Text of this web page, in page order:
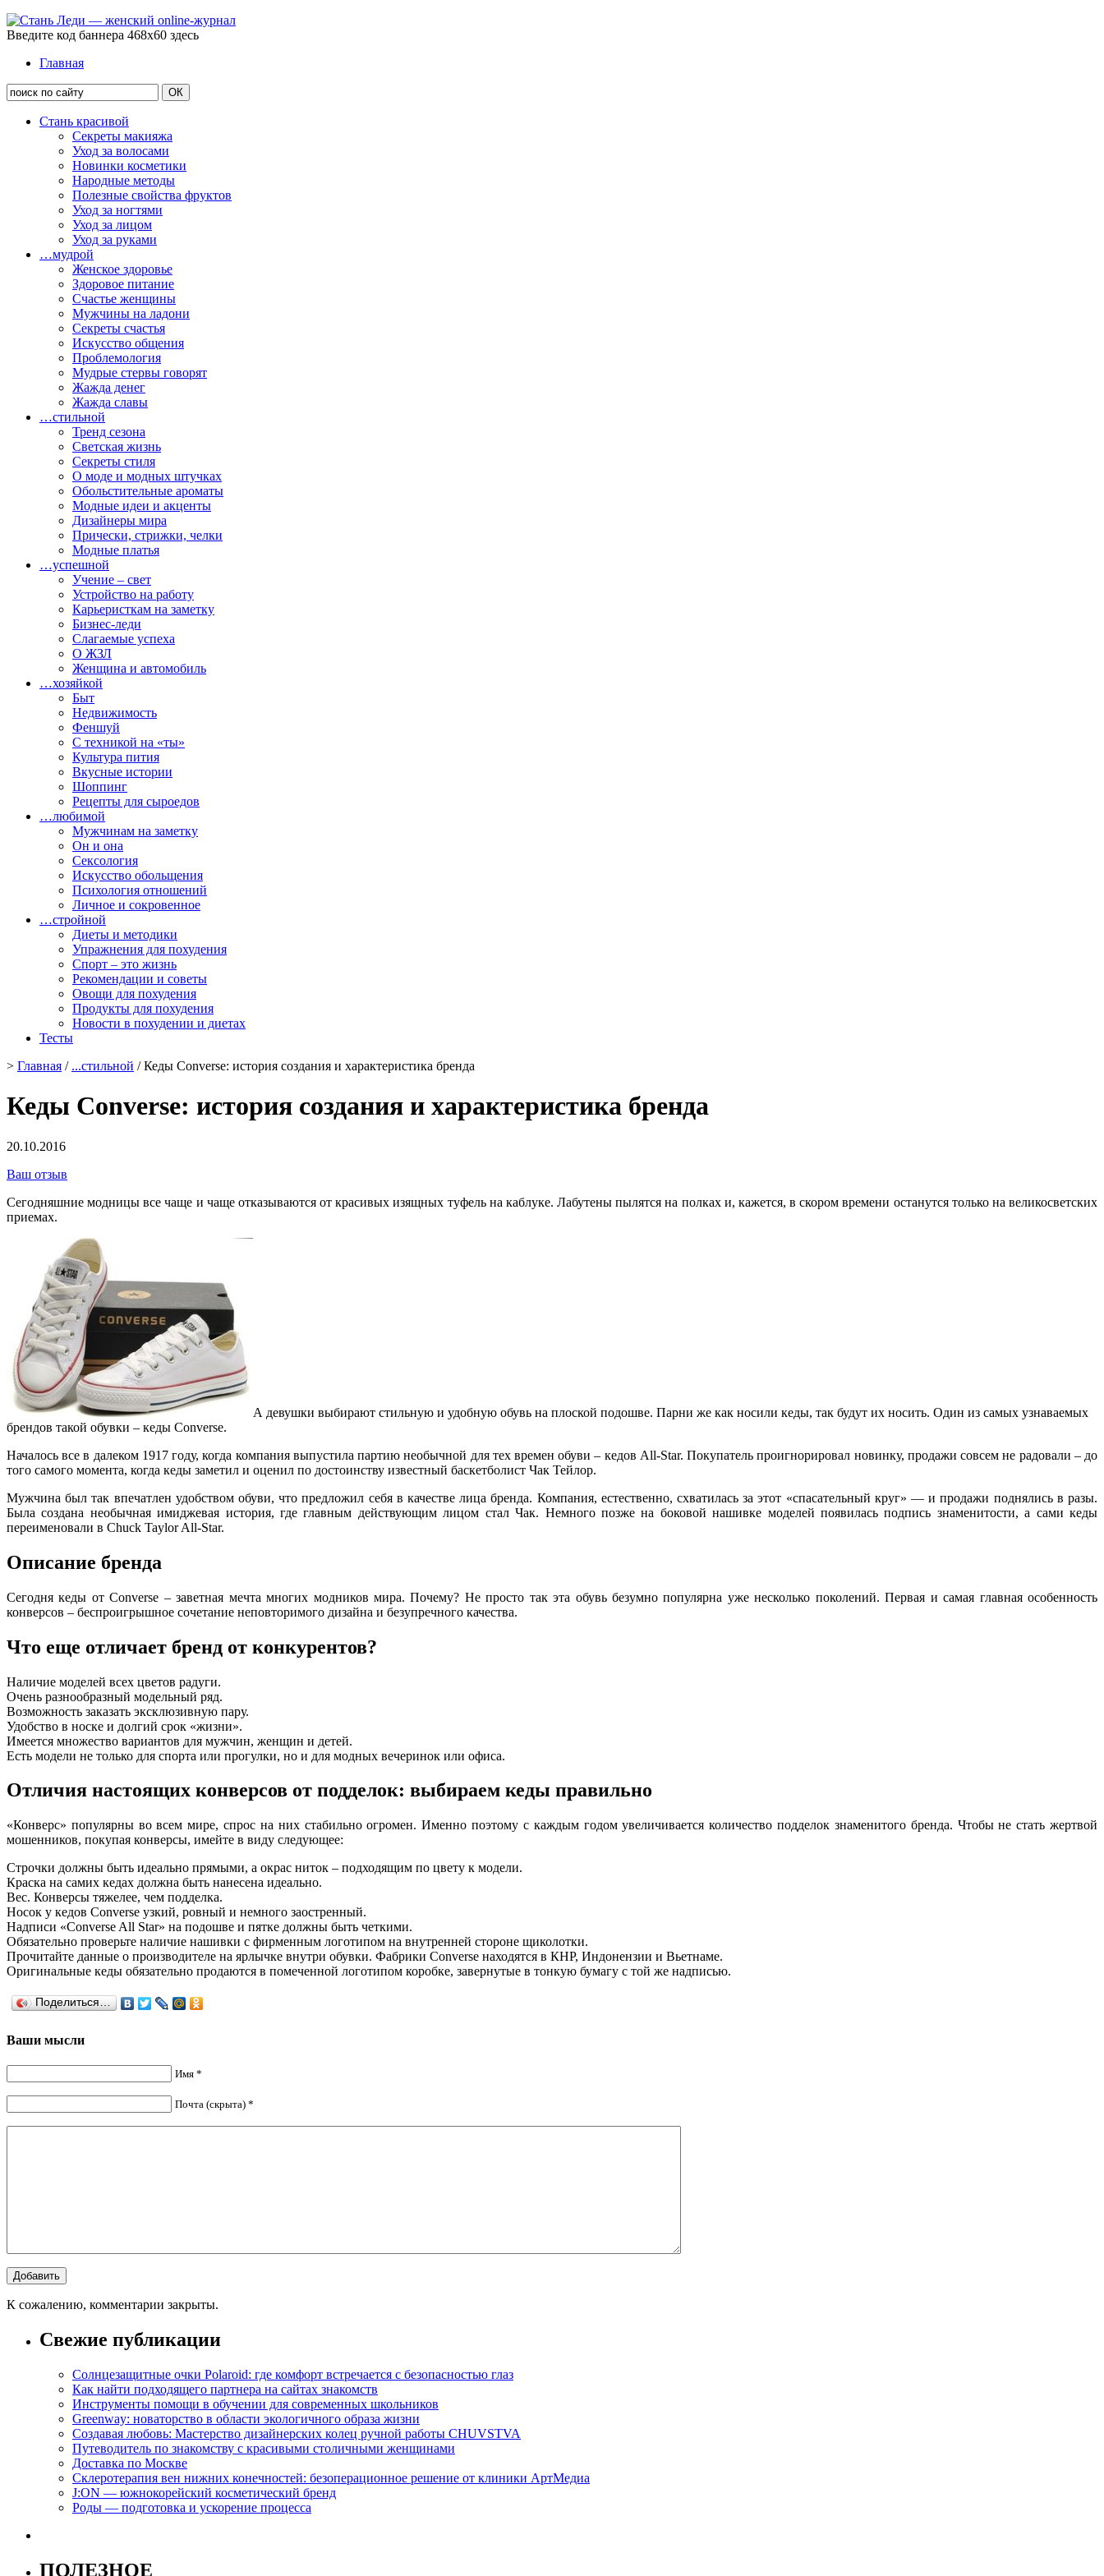
Введите код баннера 468x60 здесь
Главная
Стань красивой
Секреты макияжа
Уход за волосами
Новинки косметики
Народные методы
Полезные свойства фруктов
Уход за ногтями
Уход за лицом
Уход за руками
…мудрой
Женское здоровье
Здоровое питание
Счастье женщины
Мужчины на ладони
Секреты счастья
Искусство общения
Проблемология
Мудрые стервы говорят
Жажда денег
Жажда славы
…стильной
Тренд сезона
Светская жизнь
Секреты стиля
О моде и модных штучках
Обольстительные ароматы
Модные идеи и акценты
Дизайнеры мира
Прически, стрижки, челки
Модные платья
…успешной
Учение – свет
Устройство на работу
Карьеристкам на заметку
Бизнес-леди
Слагаемые успеха
О ЖЗЛ
Женщина и автомобиль
…хозяйкой
Быт
Недвижимость
Феншуй
С техникой на «ты»
Культура пития
Вкусные истории
Шоппинг
Рецепты для сыроедов
…любимой
Мужчинам на заметку
Он и она
Сексология
Искусство обольщения
Психология отношений
Личное и сокровенное
…стройной
Диеты и методики
Упражнения для похудения
Спорт – это жизнь
Рекомендации и советы
Овощи для похудения
Продукты для похудения
Новости в похудении и диетах
Тесты
> Главная / ...стильной / Кеды Converse: история создания и характеристика бренда
Кеды Converse: история создания и характеристика бренда
20.10.2016
Ваш отзыв
Сегодняшние модницы все чаще и чаще отказываются от красивых изящных туфель на каблуке. Лабутены пылятся на полках и, кажется, в скором времени останутся только на великосветских
приемах.
А девушки выбирают стильную и удобную обувь на плоской подошве. Парни же как носили кеды, так будут их носить. Один из самых узнаваемых
брендов такой обувки – кеды Converse.
Началось все в далеком 1917 году, когда компания выпустила партию необычной для тех времен обуви – кедов All-Star. Покупатель проигнорировал новинку, продажи совсем не радовали – до
того самого момента, когда кеды заметил и оценил по достоинству известный баскетболист Чак Тейлор.
Мужчина был так впечатлен удобством обуви, что предложил себя в качестве лица бренда. Компания, естественно, схватилась за этот «спасательный круг» — и продажи поднялись в разы.
Была создана необычная имиджевая история, где главным действующим лицом стал Чак. Немного позже на боковой нашивке моделей появилась подпись знаменитости, а сами кеды
переименовали в Chuck Taylor All-Star.
Описание бренда
Сегодня кеды от Converse – заветная мечта многих модников мира. Почему? Не просто так эта обувь безумно популярна уже несколько поколений. Первая и самая главная особенность
конверсов – беспроигрышное сочетание неповторимого дизайна и безупречного качества.
Что еще отличает бренд от конкурентов?
Наличие моделей всех цветов радуги.
Очень разнообразный модельный ряд.
Возможность заказать эксклюзивную пару.
Удобство в носке и долгий срок «жизни».
Имеется множество вариантов для мужчин, женщин и детей.
Есть модели не только для спорта или прогулки, но и для модных вечеринок или офиса.
Отличия настоящих конверсов от подделок: выбираем кеды правильно
«Конверс» популярны во всем мире, спрос на них стабильно огромен. Именно поэтому с каждым годом увеличивается количество подделок знаменитого бренда. Чтобы не стать жертвой
мошенников, покупая конверсы, имейте в виду следующее:
Строчки должны быть идеально прямыми, а окрас ниток – подходящим по цвету к модели.
Краска на самих кедах должна быть нанесена идеально.
Вес. Конверсы тяжелее, чем подделка.
Носок у кедов Converse узкий, ровный и немного заостренный.
Надписи «Converse All Star» на подошве и пятке должны быть четкими.
Обязательно проверьте наличие нашивки с фирменным логотипом на внутренней стороне щиколотки.
Прочитайте данные о производителе на ярлычке внутри обувки. Фабрики Converse находятся в КНР, Индонензии и Вьетнаме.
Оригинальные кеды обязательно продаются в помеченной логотипом коробке, завернутые в тонкую бумагу с той же надписью.
Поделиться…
Ваши мысли
Имя *
Почта (скрыта) *
К сожалению, комментарии закрыты.
Свежие публикации
Солнцезащитные очки Polaroid: где комфорт встречается с безопасностью глаз
Как найти подходящего партнера на сайтах знакомств
Инструменты помощи в обучении для современных школьников
Greenway: новаторство в области экологичного образа жизни
Создавая любовь: Мастерство дизайнерских колец ручной работы CHUVSTVA
Путеводитель по знакомству с красивыми столичными женщинами
Доставка по Москве
Склеротерапия вен нижних конечностей: безоперационное решение от клиники АртМедиа
J:ON — южнокорейский косметический бренд
Роды — подготовка и ускорение процесса
ПОЛЕЗНОЕ